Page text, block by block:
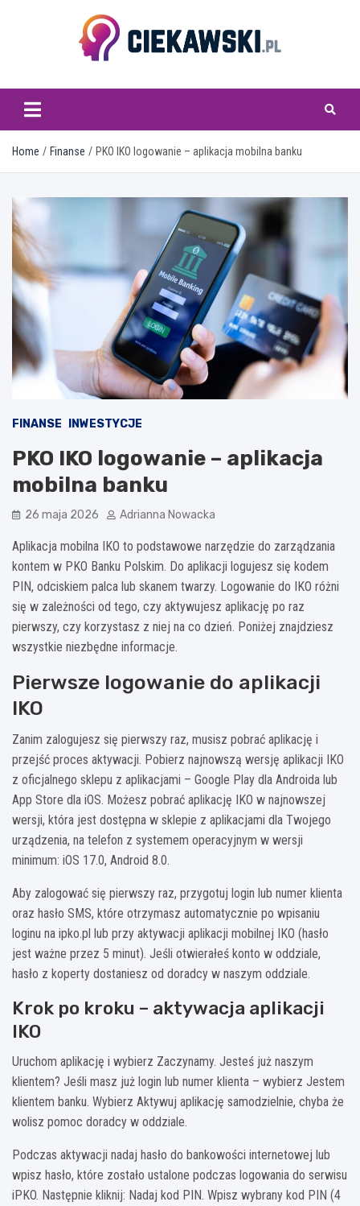
ciekawski.pl
Home Finanse PKO IKO logowanie – aplikacja mobilna banku
FINANSE INWESTYCJE
PKO IKO logowanie – aplikacja
mobilna banku
26 maja 2026 Adrianna Nowacka
Aplikacja mobilna IKO to podstawowe narzędzie do zarządzania
kontem w PKO Banku Polskim. Do aplikacji logujesz się kodem
PIN, odciskiem palca lub skanem twarzy. Logowanie do IKO różni
się w zależności od tego, czy aktywujesz aplikację po raz
pierwszy, czy korzystasz z niej na co dzień. Poniżej znajdziesz
wszystkie niezbędne informacje.
Pierwsze logowanie do aplikacji
IKO
Zanim zalogujesz się pierwszy raz, musisz pobrać aplikację i
przejść proces aktywacji. Pobierz najnowszą wersję aplikacji IKO
z oficjalnego sklepu z aplikacjami – Google Play dla Androida lub
App Store dla iOS. Możesz pobrać aplikację IKO w najnowszej
wersji, która jest dostępna w sklepie z aplikacjami dla Twojego
urządzenia, na telefon z systemem operacyjnym w wersji
minimum: iOS 17.0, Android 8.0.
Aby zalogować się pierwszy raz, przygotuj login lub numer klienta
oraz hasło SMS, które otrzymasz automatycznie po wpisaniu
loginu na ipko.pl lub przy aktywacji aplikacji mobilnej IKO (hasło
jest ważne przez 5 minut). Jeśli otwierałeś konto w oddziale,
hasło z koperty dostaniesz od doradcy w naszym oddziale.
Krok po kroku – aktywacja aplikacji
IKO
Uruchom aplikację i wybierz Zaczynamy. Jesteś już naszym
klientem? Jeśli masz już login lub numer klienta – wybierz Jestem
klientem banku. Wybierz Aktywuj aplikację samodzielnie, chyba że
wolisz pomoc doradcy w oddziale.
Podczas aktywacji nadaj hasło do bankowości internetowej lub
wpisz hasło, które zostało ustalone podczas logowania do serwisu
iPKO. Następnie kliknij: Nadaj kod PIN. Wpisz wybrany kod PIN (4